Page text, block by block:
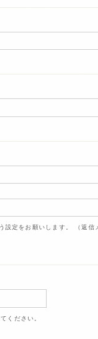
定をお願いします。 （返信
ください。